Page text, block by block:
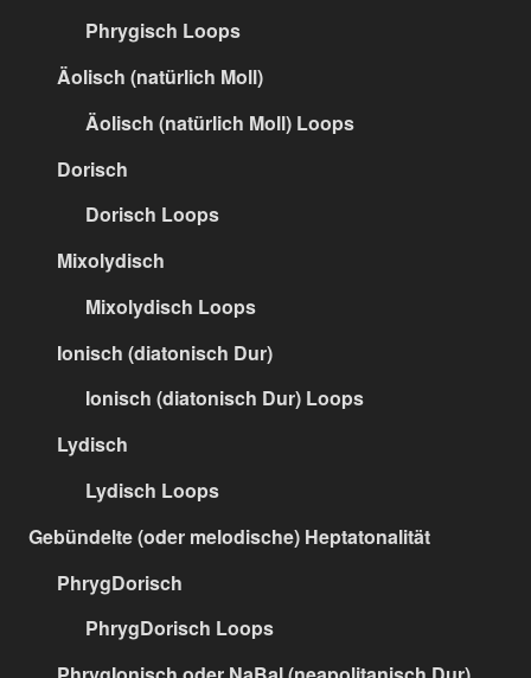
Phrygisch Loops
Äolisch (natürlich Moll)
Äolisch (natürlich Moll) Loops
Dorisch
Dorisch Loops
Mixolydisch
Mixolydisch Loops
Ionisch (diatonisch Dur)
Ionisch (diatonisch Dur) Loops
Lydisch
Lydisch Loops
Gebündelte (oder melodische) Heptatonalität
PhrygDorisch
PhrygDorisch Loops